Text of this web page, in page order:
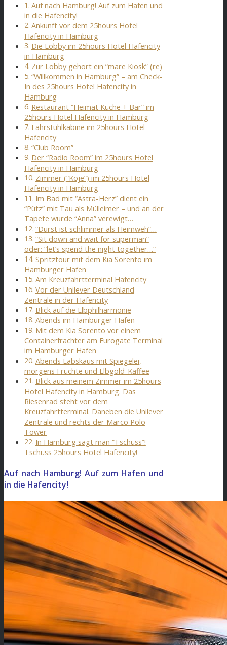
Auf nach Hamburg! Auf zum Hafen und
in die Hafencity!
Ankunft vor dem 25hours Hotel
Hafencity in Hamburg
Die Lobby im 25hours Hotel Hafencity
in Hamburg
Zur Lobby gehört ein “mare Kiosk” (re)
“Willkommen in Hamburg” – am Check-
In des 25hours Hotel Hafencity in
Hamburg
Restaurant “Heimat Küche + Bar” im
25hours Hotel Hafencity in Hamburg
Fahrstuhlkabine im 25hours Hotel
Hafencity
“Club Room”
Der “Radio Room” im 25hours Hotel
Hafencity in Hamburg
Zimmer (“Koje”) im 25hours Hotel
Hafencity in Hamburg
Im Bad mit “Astra-Herz” dient ein
“Pütz” mit Tau als Mülleimer – und an der
Tapete wurde “Anna” verewigt…
“Durst ist schlimmer als Heimweh”…
“Sit down and wait for superman”
oder: “let’s spend the night together…“
Spritztour mit dem Kia Sorento im
Hamburger Hafen
Am Kreuzfahrtterminal Hafencity
Vor der Unilever Deutschland
Zentrale in der Hafencity
Blick auf die Elbphilharmonie
Abends im Hamburger Hafen
Mit dem Kia Sorento vor einem
Containerfrachter am Eurogate Terminal
im Hamburger Hafen
Abends Labskaus mit Spiegelei,
morgens Früchte und Elbgold-Kaffee
Blick aus meinem Zimmer im 25hours
Hotel Hafencity in Hamburg. Das
Riesenrad steht vor dem
Kreuzfahrtterminal. Daneben die Unilever
Zentrale und rechts der Marco Polo
Tower
In Hamburg sagt man “Tschüss”!
Tschüss 25hours Hotel Hafencity!
Auf nach Hamburg! Auf zum Hafen und
in die Hafencity!